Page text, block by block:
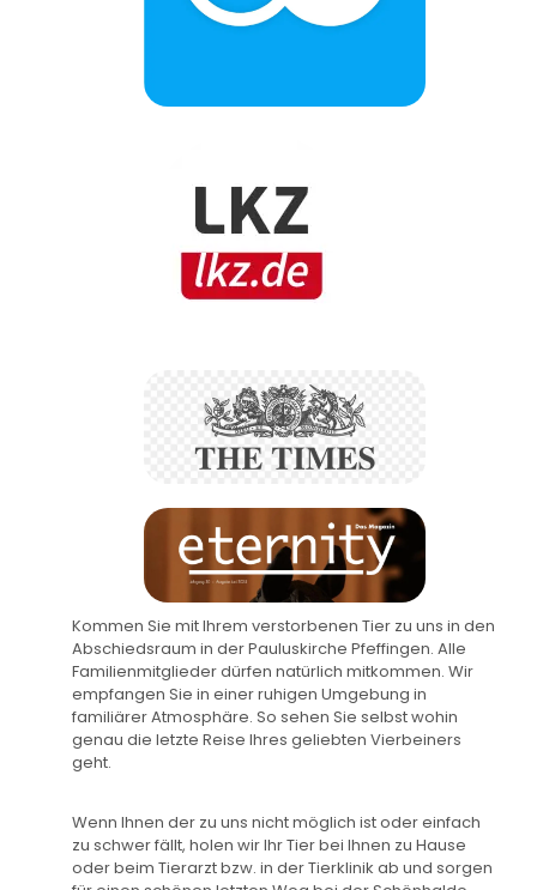
Kommen Sie mit Ihrem verstorbenen Tier zu uns in den
Abschiedsraum in der Pauluskirche Pfeffingen. Alle
Familienmitglieder dürfen natürlich mitkommen. Wir
empfangen Sie in einer ruhigen Umgebung in
familiärer Atmosphäre. So sehen Sie selbst wohin
genau die letzte Reise Ihres geliebten Vierbeiners
geht.
Wenn Ihnen der zu uns nicht möglich ist oder einfach
zu schwer fällt, holen wir Ihr Tier bei Ihnen zu Hause
oder beim Tierarzt bzw. in der Tierklinik ab und sorgen